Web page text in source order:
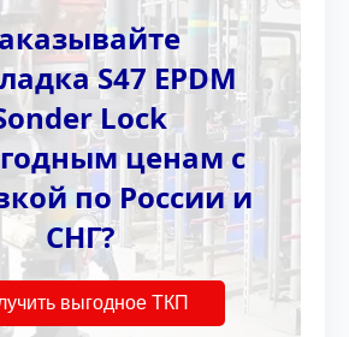
S47 EPDM
Lock
ценам с
по России и
СНГ?
выгодное ТКП